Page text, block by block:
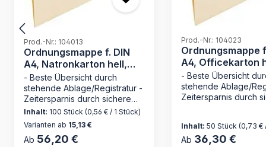
Prod.-Nr.: 104013
Ordnungsmappe f. DIN
A4, Natronkarton hell,
120 g/qm
- Beste Übersicht durch
stehende Ablage/Registratur -
Zeitersparnis durch sichere
Loseblattablage - ohne
Mechanik wie bei hängender
Registratur - Made in Germany
Entdecken Sie die
Inhalt: 100 Stück (0,56 € / 1 Stück)
Varianten ab 15,13 €
Regulärer Preis:
Ab 56,20 €
Prod.-Nr.: 104023
Ordnungsmappe
A4, Officekarton
g/qm
- Beste Übersicht
stehende Ablage/
Zeitersparnis durch
Registratur - Made in
Entdecken Sie die
Inhalt:50 Stück(0,73 €
Regulärer Preis:
Ab 36,30 €